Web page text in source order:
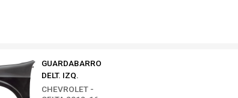
GUARDABARRO
DELT. IZQ.
CHEVROLET -